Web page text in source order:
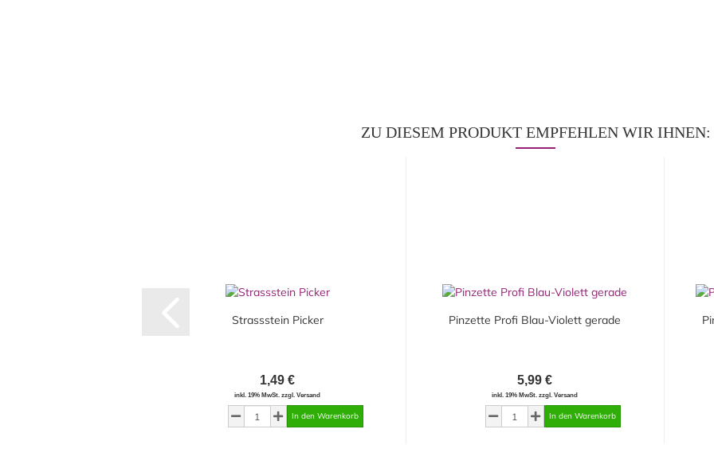
ZU DIESEM PRODUKT EMPFEHLEN WIR IHNEN:
Strassstein Picker
1,49 €
inkl. 19% MwSt. zzgl. Versand
Pinzette Profi Blau-Violett gerade
5,99 €
inkl. 19% MwSt. zzgl. Versand